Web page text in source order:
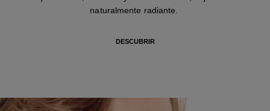
naturalmente radiante.
DESCUBRIR